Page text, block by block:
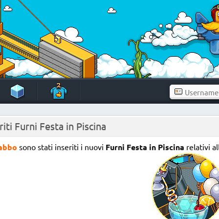
Furni Festa in Piscina
sono stati inseriti i nuovi Furni Festa in Piscina relativi